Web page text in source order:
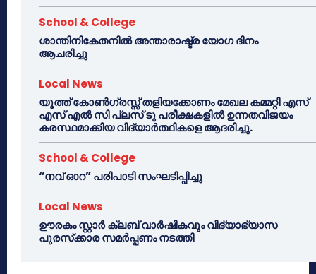
School & College
ശാന്തിനികേതനിൽ അന്താരാഷ്ട്ര യോഗ ദിനം
ആചരിച്ചു
Local News
യൂത്ത് കോൺഗ്രസ്സ് തളിയക്കോണം മേഖല കമ്മറ്റി എസ്
എസ് എൽ സി പ്ലസ് ടു പരീക്ഷകളിൽ ഉന്നതവിജയം
കരസ്ഥമാക്കിയ വിദ്യാർത്ഥികളെ ആദരിച്ചു.
School & College
“നവ് ഓറ” പരിപാടി സംഘടിപ്പിച്ചു
Local News
ഊരകം സ്റ്റാർ ക്ലബ് വാർഷികവും വിദ്യാഭ്യാസ
പുരസ്‌ക്കാര സമർപ്പണം നടത്തി